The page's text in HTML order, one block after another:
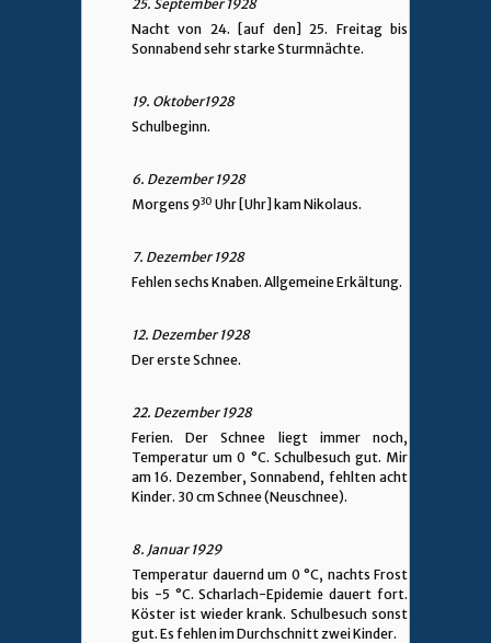
25. September 1928
Nacht von 24. [auf den] 25. Freitag bis
Sonnabend sehr starke Sturmnächte.
19. Oktober1928
Schulbeginn.
6. Dezember 1928
Morgens 930 Uhr [Uhr] kam Nikolaus.
7. Dezember 1928
Fehlen sechs Knaben. Allgemeine Erkältung.
12. Dezember 1928
Der erste Schnee.
22. Dezember 1928
Ferien. Der Schnee liegt immer noch,
Temperatur um 0 °C. Schulbesuch gut. Mir
am 16. Dezember, Sonnabend, fehlten acht
Kinder. 30 cm Schnee (Neuschnee).
8. Januar 1929
Temperatur dauernd um 0 °C, nachts Frost
bis -5 °C. Scharlach-Epidemie dauert fort.
Köster ist wieder krank. Schulbesuch sonst
gut. Es fehlen im Durchschnitt zwei Kinder.